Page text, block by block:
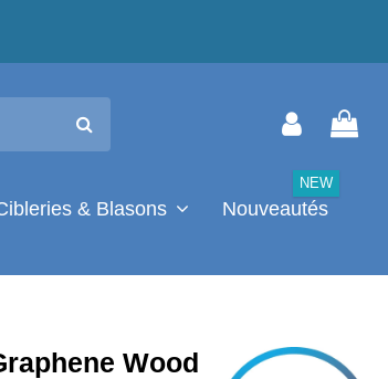
& Blasons Nouveautés
NEW
Wood